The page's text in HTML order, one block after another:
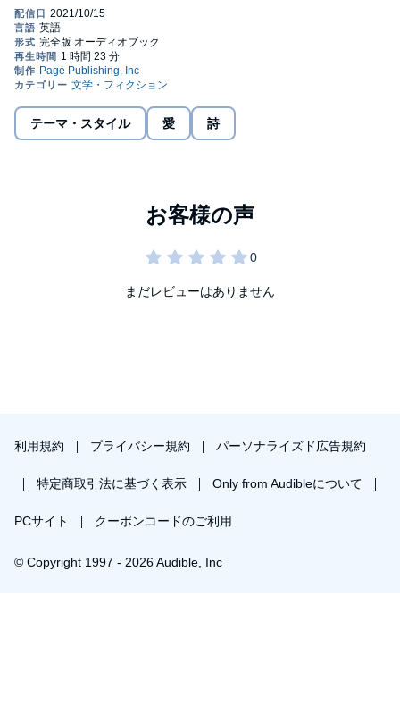
テーマ・スタイル 愛 詩
まだレビューはありません
利用規約 プライバシー規約 パーソナライズド広告規約
特定商取引法に基づく表示 Only from Audibleについて
PCサイト クーポンコードのご利用
© Copyright 1997 - 2026 Audible, Inc